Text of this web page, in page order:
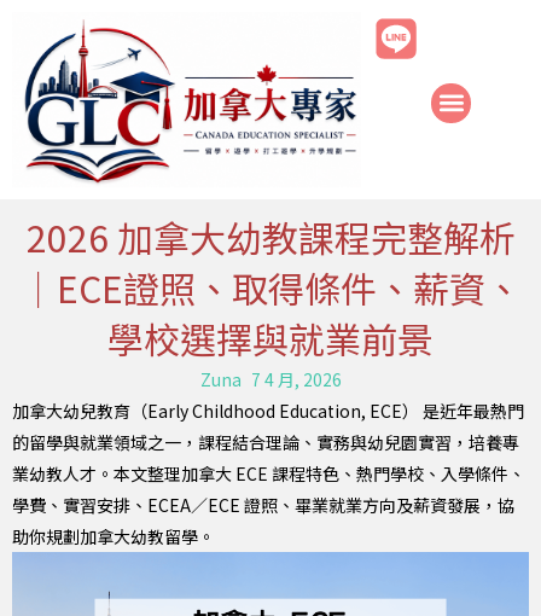
2026 加拿大幼教課程完整解析
｜ECE證照、取得條件、薪資、
學校選擇與就業前景
Zuna 7 4 月, 2026
加拿大幼兒教育（Early Childhood Education, ECE） 是近年最熱門
的留學與就業領域之一，課程結合理論、實務與幼兒園實習，培養專
業幼教人才。本文整理加拿大 ECE 課程特色、熱門學校、入學條件、
學費、實習安排、ECEA／ECE 證照、畢業就業方向及薪資發展，協
助你規劃加拿大幼教留學。